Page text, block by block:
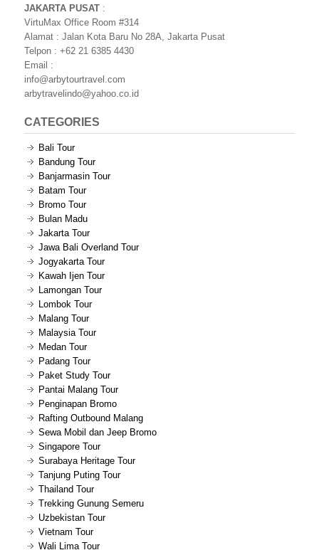
JAKARTA PUSAT :
VirtuMax Office Room #314
Alamat : Jalan Kota Baru No 28A, Jakarta Pusat
Telpon : +62 21 6385 4430
Email :
info@arbytourtravel.com
arbytravelindo@yahoo.co.id
CATEGORIES
Bali Tour
Bandung Tour
Banjarmasin Tour
Batam Tour
Bromo Tour
Bulan Madu
Jakarta Tour
Jawa Bali Overland Tour
Jogyakarta Tour
Kawah Ijen Tour
Lamongan Tour
Lombok Tour
Malang Tour
Malaysia Tour
Medan Tour
Padang Tour
Paket Study Tour
Pantai Malang Tour
Penginapan Bromo
Rafting Outbound Malang
Sewa Mobil dan Jeep Bromo
Singapore Tour
Surabaya Heritage Tour
Tanjung Puting Tour
Thailand Tour
Trekking Gunung Semeru
Uzbekistan Tour
Vietnam Tour
Wali Lima Tour